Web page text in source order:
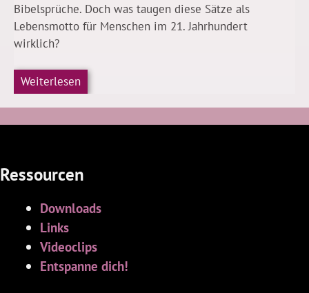
Bibelsprüche. Doch was taugen diese Sätze als
Lebensmotto für Menschen im 21. Jahrhundert
wirklich?
Weiterlesen
Ressourcen
Downloads
Links
Videoclips
Entspanne dich!